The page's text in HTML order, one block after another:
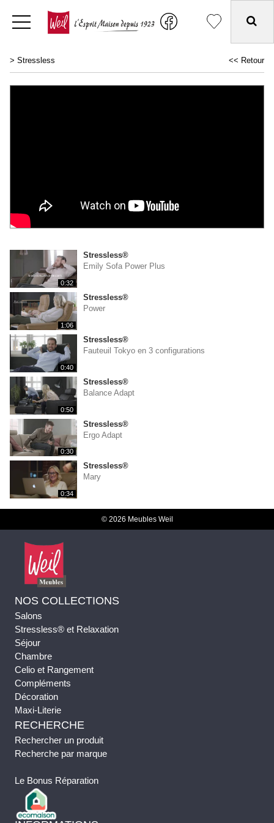
> Stressless << Retour
0:32
Stressless®
Emily Sofa Power Plus
1:06
Stressless®
Power
0:40
Stressless®
Fauteuil Tokyo en 3 configurations
0:50
Stressless®
Balance Adapt
0:30
Stressless®
Ergo Adapt
0:34
Stressless®
Mary
© 2026 Meubles Weil
NOS COLLECTIONS
Salons
Stressless® et Relaxation
Séjour
Chambre
Celio et Rangement
Compléments
Décoration
Maxi-Literie
RECHERCHE
Rechercher un produit
Recherche par marque
Le Bonus Réparation